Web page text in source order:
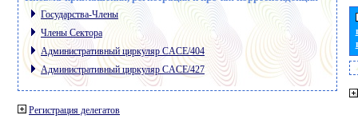
Государства-Члены
Члены Сектора
Административный циркуляр CACE/404
Административный циркуляр CACE/427
Регистрация делегатов